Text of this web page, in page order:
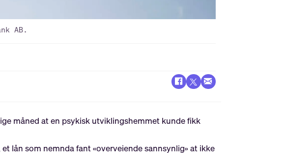
AB.
måned at en psykisk utviklingshemmet kunde fikk
et lån som nemnda fant «overveiende sannsynlig» at ikke